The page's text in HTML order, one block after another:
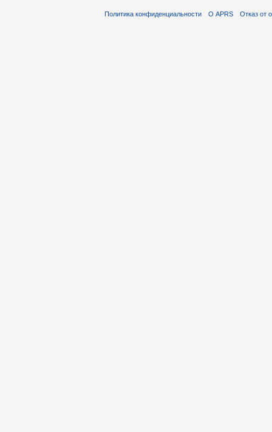
Политика конфиденциальности О APRS Отказ от